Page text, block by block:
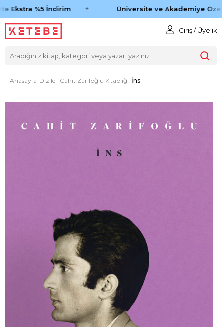
Ekstra %5 İndirim Üniversite ve Akademiye Özel
Giriş / Üyelik
Anasayfa Diziler Cahit Zarifoğlu Kitaplığı İns